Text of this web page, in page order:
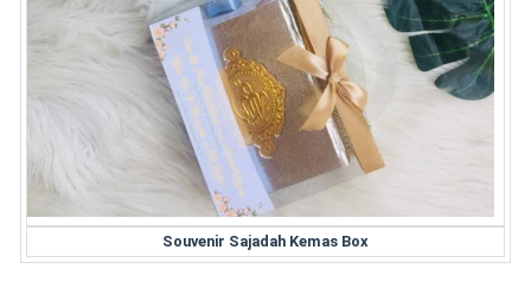
Souvenir Sajadah Kemas Box